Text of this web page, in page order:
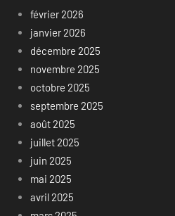
février 2026
janvier 2026
décembre 2025
novembre 2025
octobre 2025
septembre 2025
août 2025
juillet 2025
juin 2025
mai 2025
avril 2025